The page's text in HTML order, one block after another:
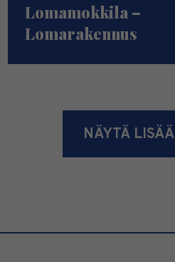
Lomamokkila –
Lomarakennus
NÄYTÄ LISÄÄ